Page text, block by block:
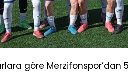
göre Merzifonspor’dan